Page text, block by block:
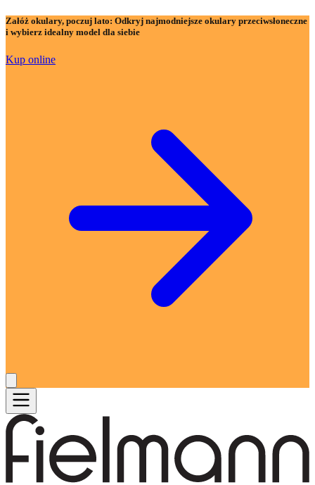
Załóż okulary, poczuj lato: Odkryj najmodniejsze okulary przeciwsłoneczne
i wybierz idealny model dla siebie
Kup online